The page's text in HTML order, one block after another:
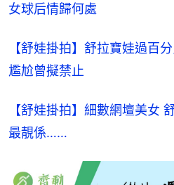
女球后情歸何處
【舒娃掛拍】舒拉寶娃過百
尷尬曾擬禁止
【舒娃掛拍】細數網壇美女
最靚係……